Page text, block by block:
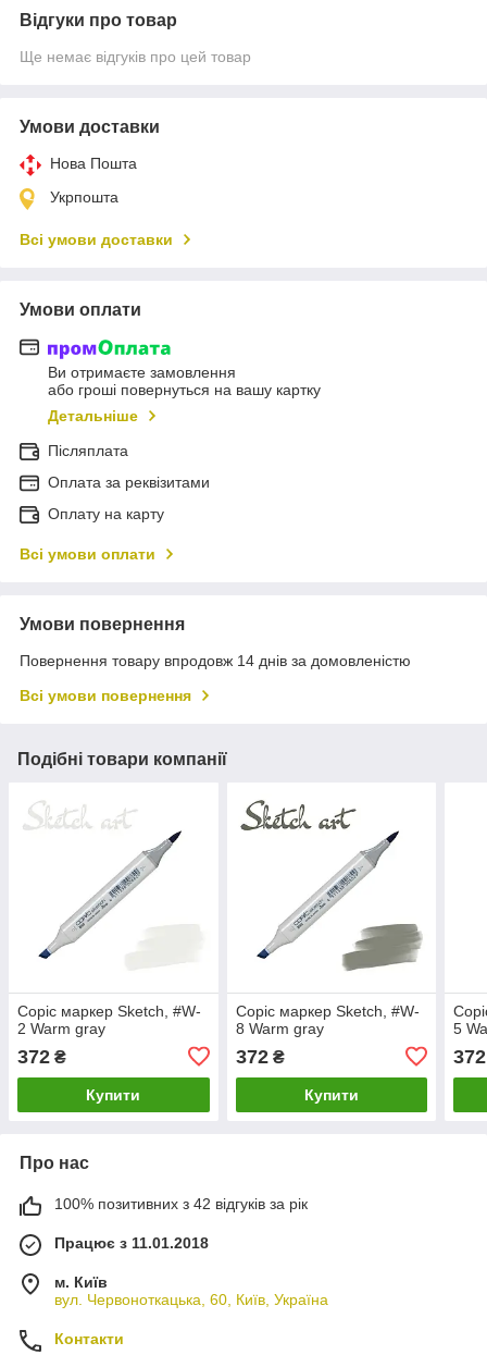
Відгуки про товар
Ще немає відгуків про цей товар
Умови доставки
Нова Пошта
Укрпошта
Всі умови доставки
Умови оплати
Ви отримаєте замовлення
або гроші повернуться на вашу картку
Детальніше
Післяплата
Оплата за реквізитами
Оплату на карту
Всі умови оплати
Умови повернення
Повернення товару впродовж 14 днів за домовленістю
Всі умови повернення
Подібні товари компанії
Copic маркер Sketch, #W-
2 Warm gray
372 ₴
Купити
Copic маркер Sketch, #W-
8 Warm gray
372₴
Купити
5
372
Про нас
100% позитивних з 42 відгуків за рік
Працює з 11.01.2018
м. Київ
вул. Червоноткацька, 60, Київ, Україна
Контакти